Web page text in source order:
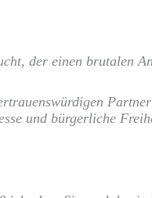
der einen brutalen
und bürgerliche